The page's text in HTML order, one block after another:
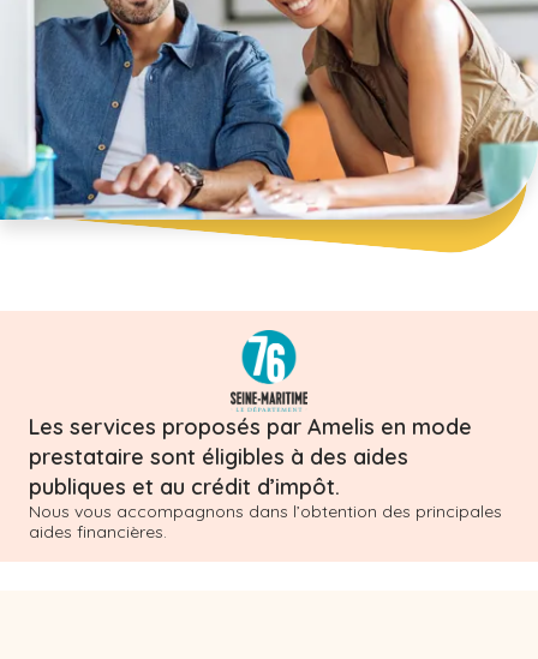
Les services proposés par Amelis en mode
prestataire sont éligibles à des aides
publiques et au crédit d’impôt.
Nous vous accompagnons dans l’obtention des principales
aides financières.